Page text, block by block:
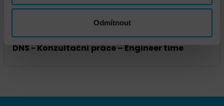
Odmítnout
DNS - Konzultační práce – Engineer time